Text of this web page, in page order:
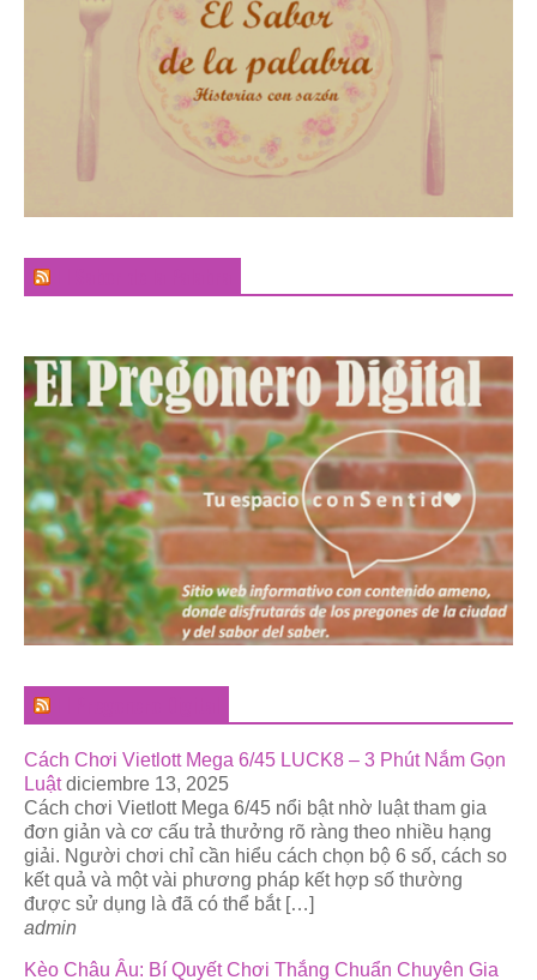
Cách Chơi Vietlott Mega 6/45 LUCK8 – 3 Phút Nắm Gọn
Luật diciembre 13, 2025
Cách chơi Vietlott Mega 6/45 nổi bật nhờ luật tham gia
đơn giản và cơ cấu trả thưởng rõ ràng theo nhiều hạng
giải. Người chơi chỉ cần hiểu cách chọn bộ 6 số, cách so
kết quả và một vài phương pháp kết hợp số thường
được sử dụng là đã có thể bắt […]
admin
Kèo Châu Âu: Bí Quyết Chơi Thắng Chuẩn Chuyên Gia